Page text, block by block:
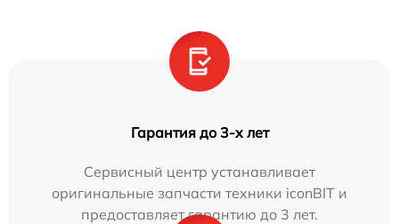
Гарантия до 3-х лет
Сервисный центр устанавливает
оригинальные запчасти техники iconBIT и
предоставляет гарантию до 3 лет.